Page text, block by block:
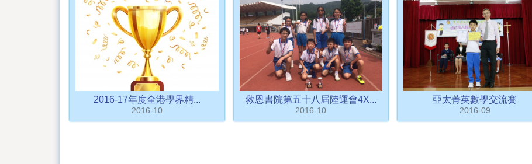
2016-17年度全港學界精...
2016-10
救恩書院第五十八屆陸運會4X...
2016-10
亞太菁英數學交流賽
2016-09